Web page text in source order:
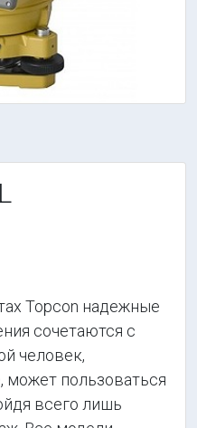
Topcon надежные
сочетаются с
человек,
может пользоваться
всего лишь